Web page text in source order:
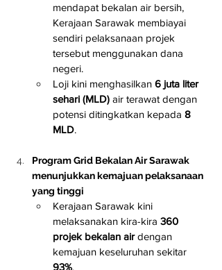
mendapat bekalan air bersih,
Kerajaan Sarawak membiayai
sendiri pelaksanaan projek
tersebut menggunakan dana
negeri.
Loji kini menghasilkan 6 juta liter
sehari (MLD) air terawat dengan
potensi ditingkatkan kepada 8
MLD.
Program Grid Bekalan Air Sarawak
menunjukkan kemajuan pelaksanaan
yang tinggi
Kerajaan Sarawak kini
melaksanakan kira-kira 360
projek bekalan air dengan
kemajuan keseluruhan sekitar
93%.